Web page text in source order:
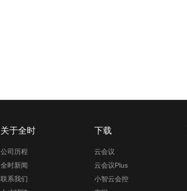
关于全时
公司历程
全时新闻
联系我们
下载
云会议
云会议Plus
小智云会控